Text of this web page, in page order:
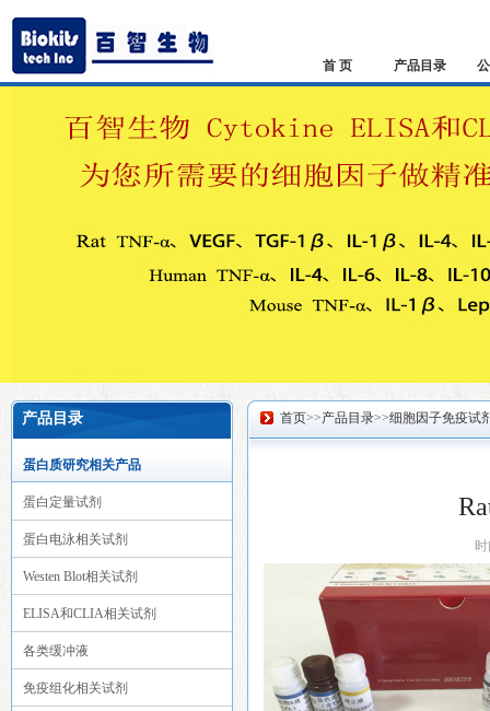
首 页 产品目录
产品目录
蛋白质研究相关产品
蛋白定量试剂
蛋白电泳相关试剂
Westen Blot相关试剂
ELISA和CLIA相关试剂
各类缓冲液
免疫组化相关试剂
首页>>产品目录>>细胞因子免疫试